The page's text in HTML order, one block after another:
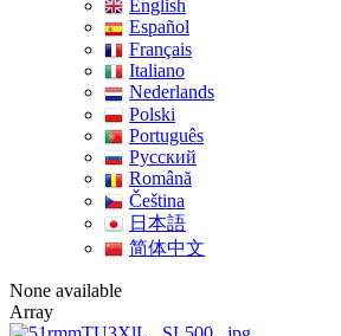
English
Español
Français
Italiano
Nederlands
Polski
Português
Pусский
Română
Čeština
日本語
简体中文
None available
Array